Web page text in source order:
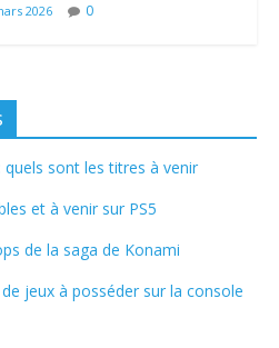
2026 0
sont les titres à venir
et à venir sur PS5
de la saga de Konami
jeux à posséder sur la console